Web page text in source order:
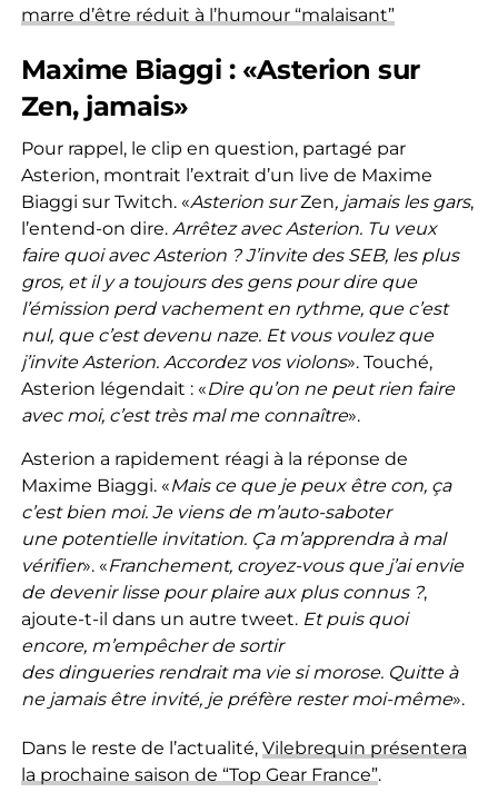
marre d’être réduit à l’humour “malaisant”
Maxime Biaggi : «Asterion sur
Zen, jamais»
Pour rappel, le clip en question, partagé par
Asterion, montrait l’extrait d’un live de Maxime
Biaggi sur Twitch. «Asterion surZen, jamais les gars,
l’entend-on dire. Arrêtez avec Asterion. Tu veux
faire quoi avec Asterion ? J’invite des SEB, les plus
gros, et il y a toujours des gens pour dire que
l’émission perd vachement en rythme, que c’est
nul, que c’est devenu naze. Et vous voulez que
j’invite Asterion. Accordez vos violons». Touché,
Asterion légendait : «Dire qu’on ne peut rien faire
avec moi, c’est très mal me connaître».
Asterion a rapidement réagi à la réponse de
Maxime Biaggi. «Mais ce que je peux être con, ça
c’est bien moi. Je viens de m’auto-saboter
une potentielle invitation. Ça m’apprendra à mal
vérifier». «Franchement, croyez-vous que j’ai envie
de devenir lisse pour plaire aux plus connus?,
ajoute-t-il dans un autre tweet.Et puis quoi
encore, m’empêcher de sortir
des dingueries rendrait ma vie si morose. Quitte à
ne jamais être invité, je préfère rester moi-même».
Dans le reste de l’actualité, Vilebrequin présentera
la prochaine saison de “Top Gear France”.